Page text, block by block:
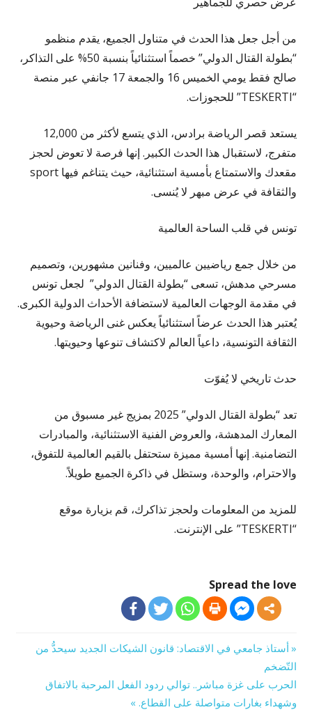
من أجل جعل هذا الحدث في متناول الجميع، يقدم منظمو
“بطولة القتال الدولي” خصماً استثنائياً بنسبة 50% على التذاكر،
صالح فقط يومي الخميس 16 والجمعة 17 جانفي عبر منصة
“TESKERTI” للحجوزات.
يستعد قصر الرياضة برادس، الذي يتسع لأكثر من 12,000
متفرج، لاستقبال هذا الحدث الكبير. إنها فرصة لا تعوض لحجز
مقعدك والاستمتاع بأمسية استثنائية، حيث يتناغم فيها sport
والثقافة في عرض مبهر لا يُنسى.
تونس في قلب الساحة العالمية
من خلال جمع رياضيين عالميين، وفنانين مشهورين، وتصميم
مسرحي مدهش، تسعى “بطولة القتال الدولي” لجعل تونس
في مقدمة الوجهات العالمية لاستضافة الأحداث الدولية الكبرى.
يُعتبر هذا الحدث عرضاً استثنائياً يعكس غنى الرياضة وحيوية
الثقافة التونسية، داعياً العالم لاكتشاف تنوعها وحيويتها.
حدث تاريخي لا يُفوّت
تعد “بطولة القتال الدولي” 2025 بمزيج غير مسبوق من
المعارك المدهشة، والعروض الفنية الاستثنائية، والمبادرات
التضامنية. إنها أمسية مميزة ستحتفل بالقيم العالمية للتفوق،
والاحترام، والوحدة، وستظل في ذاكرة الجميع طويلاً.
للمزيد من المعلومات ولحجز تذاكرك، قم بزيارة موقع
“TESKERTI” على الإنترنت.
Spread the love
تصفّح
المقالات
Previous
Post:
أستاذ جامعي في الاقتصاد: قانون الشيكات الجديد سيحدُّ من
التّضخم
Next
Post:
الحرب على غزة مباشر.. توالي ردود الفعل المرحبة بالاتفاق
وشهداء بغارات متواصلة على القطاع.